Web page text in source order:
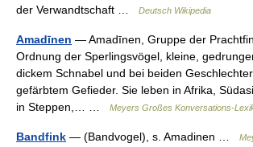
der Verwandtschaft …
Deutsch Wikipedia
Amadīnen — Amadīnen, Gruppe der
Ordnung der Sperlingsvögel, kleine,
dickem Schnabel und bei beiden
gefärbtem Gefieder. Sie leben in Afrika,
in Steppen,… …
Meyers Großes Konversations-
Bandfink — (Bandvogel), s. Amadinen …